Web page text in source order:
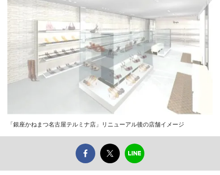
「銀座かねまつ名古屋テルミナ店」リニューアル後の店舗イメージ